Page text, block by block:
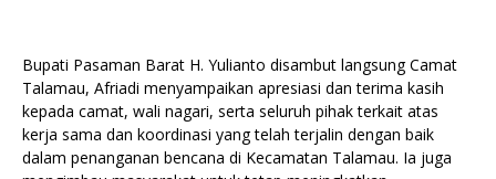
Bupati Pasaman Barat H. Yulianto disambut langsung Camat
Talamau, Afriadi menyampaikan apresiasi dan terima kasih
kepada camat, wali nagari, serta seluruh pihak terkait atas
kerja sama dan koordinasi yang telah terjalin dengan baik
dalam penanganan bencana di Kecamatan Talamau. Ia juga